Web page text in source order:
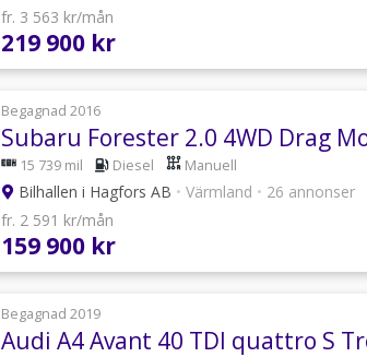
fr. 3 563 kr/mån
219 900 kr
Begagnad 2016
Subaru Forester 2.0 4WD Drag
15 739 mil Diesel Manuell
Bilhallen i Hagfors AB • Värmland • 26 annonser
fr. 2 591 kr/mån
159 900 kr
Begagnad 2019
Audi A4 Avant 40 TDI quattro S